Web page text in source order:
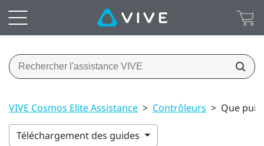
VIVE Cosmos Elite Assistance > Contrôleurs > Que
Téléchargement des guides